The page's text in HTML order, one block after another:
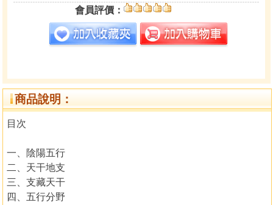
會員評價：
商品說明：
目次
一、陰陽五行
二、天干地支
三、支藏天干
四、五行分野